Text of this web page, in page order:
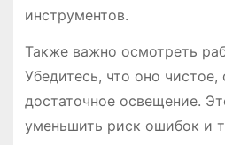
инструментов.
Также важно осмотреть
Убедитесь, что оно чистое,
достаточное освещение.
уменьшить риск ошибок и